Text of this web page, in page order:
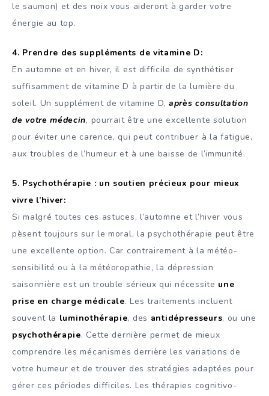
le saumon) et des noix vous aideront à garder votre
énergie au top.
4. Prendre des suppléments de vitamine D:
En automne et en hiver, il est difficile de synthétiser
suffisamment de vitamine D à partir de la lumière du
soleil. Un supplément de vitamine D, après consultation
de votre médecin, pourrait être une excellente solution
pour éviter une carence, qui peut contribuer à la fatigue,
aux troubles de l’humeur et à une baisse de l’immunité.
5. Psychothérapie : un soutien précieux pour mieux
vivre l’hiver:
Si malgré toutes ces astuces, l’automne et l’hiver vous
pèsent toujours sur le moral, la psychothérapie peut être
une excellente option. Car contrairement à la météo-
sensibilité ou à la météoropathie, la dépression
saisonnière est un trouble sérieux qui nécessite une
prise en charge médicale. Les traitements incluent
souvent la luminothérapie, des antidépresseurs, ou une
psychothérapie. Cette dernière permet de mieux
comprendre les mécanismes derrière les variations de
votre humeur et de trouver des stratégies adaptées pour
gérer ces périodes difficiles. Les thérapies cognitivo-